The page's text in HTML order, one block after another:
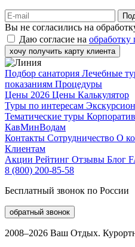
Вы не согласились на
Даю согласие на
хочу получить карту клиента
Подбор санатория Лечебные
показаниям Процедуры
Цены 2026 Цены Калькулятор
Туры по интересам
Тематические туры
КавМинВодам
Контакты Сотрудничество О
Клиентам
Акции Рейтинг Отзывы Блог
8 (800) 200-85-58
Бесплатный звонок по России
обратный звонок
2008–2026 Ваш Отдых.